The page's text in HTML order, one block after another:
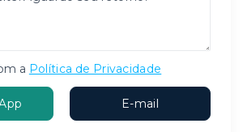
a Política de Privacidade
E-mail